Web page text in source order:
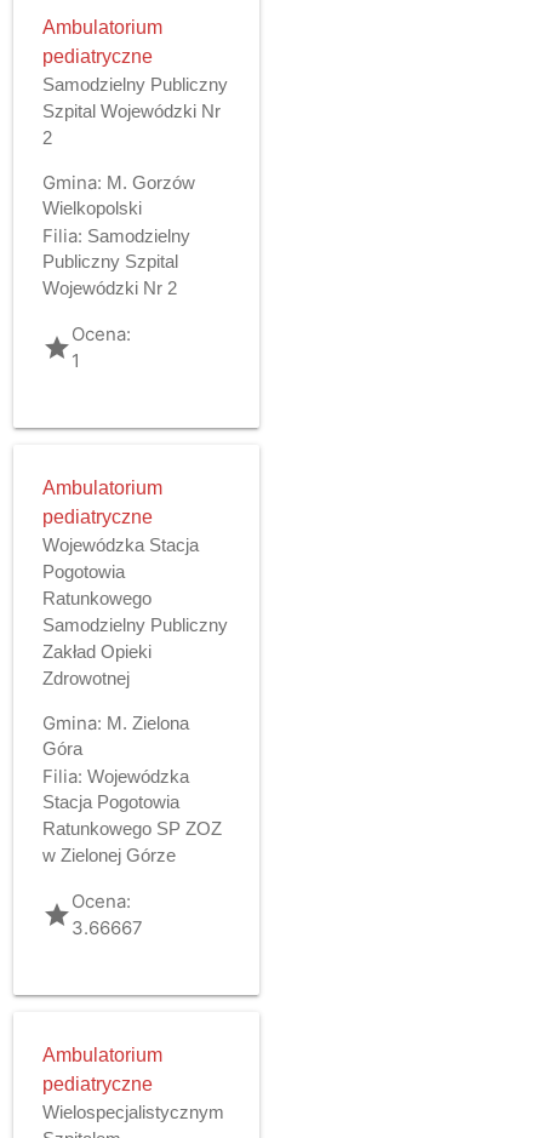
Ambulatorium
pediatryczne
Samodzielny Publiczny
Szpital Wojewódzki Nr
2
Gmina: M. Gorzów
Wielkopolski
Filia: Samodzielny
Publiczny Szpital
Wojewódzki Nr 2
gradeOcena:
1
Ambulatorium
pediatryczne
Wojewódzka Stacja
Pogotowia
Ratunkowego
Samodzielny Publiczny
Zakład Opieki
Zdrowotnej
Gmina: M. Zielona
Góra
Filia: Wojewódzka
Stacja Pogotowia
Ratunkowego SP ZOZ
w Zielonej Górze
gradeOcena:
3.66667
Ambulatorium
pediatryczne
Wielospecjalistycznym